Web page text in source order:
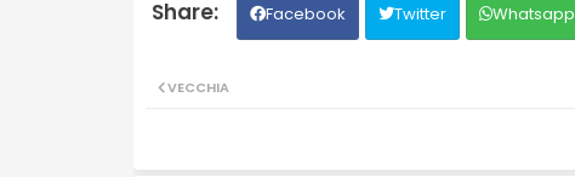
Facebook Twitter Whatsapp
VECCHIA